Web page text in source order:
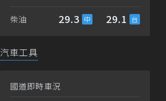
柴油 29.3 29.1
汽車工具
國道即時車況